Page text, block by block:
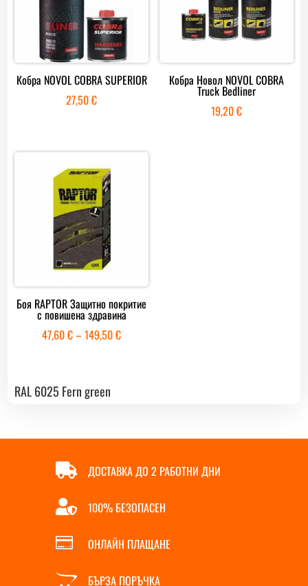
Кобра NOVOL COBRA SUPERIOR
27,50€
Кобра Новол NOVOL COBRA
Truck Bedliner
19,20€
Боя RAPTOR Защитно покритие
с повишена здравина
47,60€–149,50€Price
RAL 6025 Fern green
 ДОСТАВКА ДО 2 РАБОТНИ ДНИ
 100% БЕЗОПАСЕН
 ОНЛАЙН ПЛАЩАНЕ
 БЪРЗА ПОРЪЧКА